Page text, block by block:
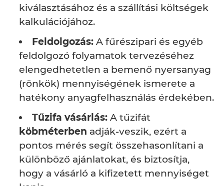
kiválasztásához és a szállítási költségek
kalkulációjához.
Feldolgozás: A fűrészipari és egyéb
feldolgozó folyamatok tervezéséhez
elengedhetetlen a bemenő nyersanyag
(rönkök) mennyiségének ismerete a
hatékony anyagfelhasználás érdekében.
Tűzifa vásárlás: A tűzifát
köbméterben adják-veszik, ezért a
pontos mérés segít összehasonlítani a
különböző ajánlatokat, és biztosítja,
hogy a vásárló a kifizetett mennyiséget